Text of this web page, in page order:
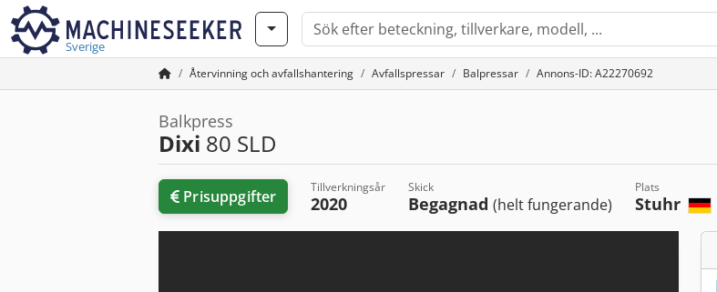
Sverige
Återvinning och avfallshantering Avfallspressar Balpressar Annons-ID: A22270692
Balkpress
Dixi 80 SLD
Prisuppgifter Tillverkningsår
2020
Skick
Begagnad(helt fungerande)
Plats
Stuhr